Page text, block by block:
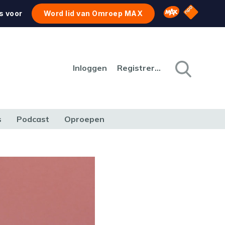
voor Word lid van Omroep MAX Omroep MAX
NPO
Inloggen Registreren
Podcast Oproepen